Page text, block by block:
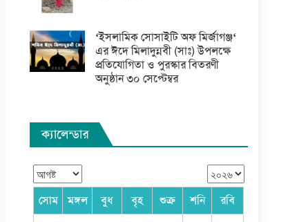
‘ইসলামিক সোসাইটি অফ মির্জাগঞ্জ‘
এর ঈদে মিলাদুন্নবী (সাঃ) উপলক্ষে
প্রতিযোগিতা ও পুরস্কার বিতরণী
অনুষ্ঠান ৩০ সেপ্টেম্বর
ক্যালেন্ডার
সোম মঙ্গল বুধ বৃহ শুক্র শনি রবি